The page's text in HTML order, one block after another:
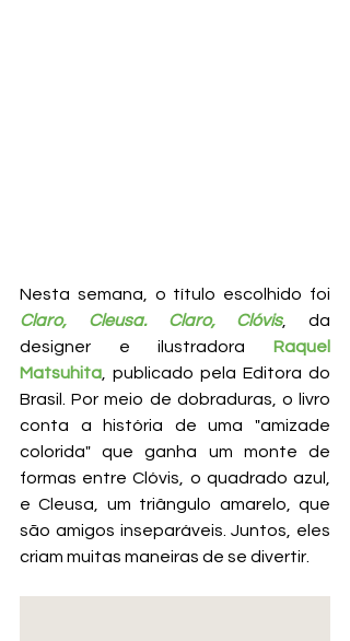
Claro, Cleusa. Claro, Clóvis, da
designer e ilustradora Raquel
Matsuhita , publicado pela Editora do
Brasil. Por meio de dobraduras, o livro
conta a história de uma "amizade
colorida" que ganha um monte de
formas entre Clóvis, o quadrado azul,
e Cleusa, um triângulo amarelo, que
são amigos inseparáveis. Juntos, eles
criam muitas maneiras de se divertir.